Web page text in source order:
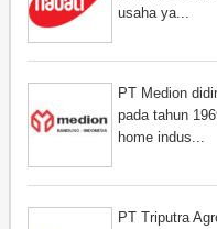
usaha ya...
PT Medion
pada tahun
home indus...
PT Triputra